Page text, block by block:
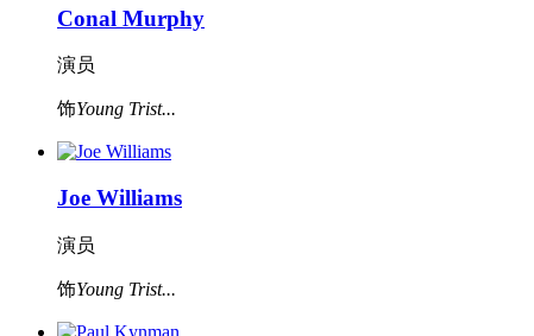
Conal Murphy
演员
饰Young Trist...
Joe Williams
演员
饰Young Trist...